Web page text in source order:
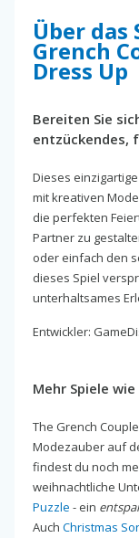
Über das
Grench
Dress Up
Bereiten Sie
entzückendes,
Dieses
mit kreativen
die perfekten
Partner zu
oder einfach den
dieses Spiel
unterhaltsames
Entwickler:
Mehr Spiele
The Grench
Modezauber auf
findest du noch
weihnachtliche
Puzzle - ein
Auch Christmas